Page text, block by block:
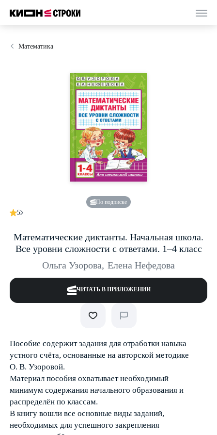
Математика
По подписке
5
Математические диктанты. Начальная школа.
Все уровни сложности с ответами. 1–4 класс
Ольга Узорова, Елена Нефедова
ЧИТАТЬ В ПРИЛОЖЕНИИ
Пособие содержит задания для отработки навыка
устного счёта, основанные на авторской методике
О. В. Узоровой.
Материал пособия охватывает необходимый
минимум содержания начального образования и
распределён по классам.
В книгу вошли все основные виды заданий,
необходимых для успешного закрепления